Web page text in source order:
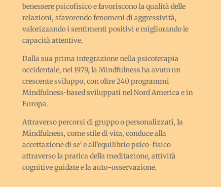
benessere psicofisico e favoriscono la qualità delle
relazioni, sfavorendo fenomeni di aggressività,
valorizzando i sentimenti positivi e migliorando le
capacità attentive.
Dalla sua prima integrazione nella psicoterapia
occidentale, nel 1979, la Mindfulness ha avuto un
crescente sviluppo, con oltre 240 programmi
Mindfulness-based sviluppati nel Nord America e in
Europa.
Attraverso percorsi di gruppo o personalizzati, la
Mindfulness, come stile di vita, conduce alla
accettazione di se’ e all’equilibrio psico-fisico
attraverso la pratica della meditazione, attività
cognitive guidate e la auto-osservazione.